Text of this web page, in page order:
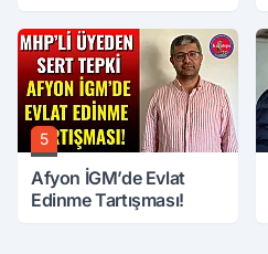
5
Afyon İGM’de Evlat
Edinme Tartışması!